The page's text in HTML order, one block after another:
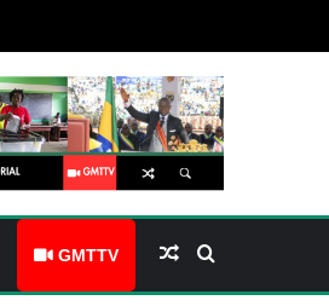
GMTTV Article Aléatoire